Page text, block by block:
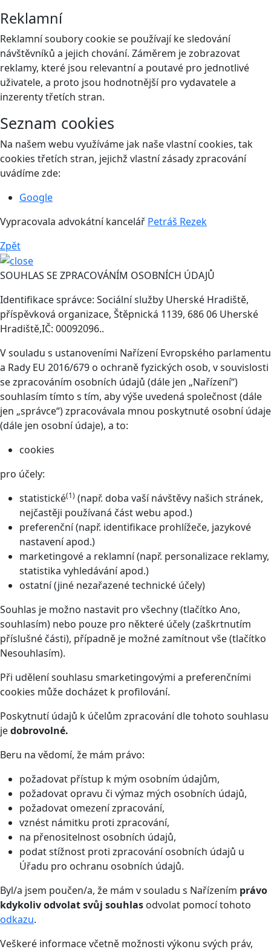
Reklamní
Reklamní soubory cookie se používají ke sledování
návštěvníků a jejich chování. Záměrem je zobrazovat
reklamy, které jsou relevantní a poutavé pro jednotlivé
uživatele, a proto jsou hodnotnější pro vydavatele a
inzerenty třetích stran.
Seznam cookies
Na našem webu využíváme jak naše vlastní cookies, tak
cookies třetích stran, jejichž vlastní zásady zpracování
uvádíme zde:
Google
Vypracovala advokátní kancelář Petráš Rezek
Zpět
SOUHLAS SE ZPRACOVÁNÍM OSOBNÍCH ÚDAJŮ
Identifikace správce: Sociální služby Uherské Hradiště,
příspěvková organizace, Štěpnická 1139, 686 06 Uherské
Hradiště,IČ: 00092096..
V souladu s ustanoveními Nařízení Evropského parlamentu
a Rady EU 2016/679 o ochraně fyzických osob, v souvislosti
se zpracováním osobních údajů (dále jen „Nařízení“)
souhlasím tímto s tím, aby výše uvedená společnost (dále
jen „správce“) zpracovávala mnou poskytnuté osobní údaje
(dále jen osobní údaje), a to:
cookies
pro účely:
statistické(1) (např. doba vaší návštěvy našich stránek,
nejčastěji používaná část webu apod.)
preferenční (např. identifikace prohlížeče, jazykové
nastavení apod.)
marketingové a reklamní (např. personalizace reklamy,
statistika vyhledávání apod.)
ostatní (jiné nezařazené technické účely)
Souhlas je možno nastavit pro všechny (tlačítko Ano,
souhlasím) nebo pouze pro některé účely (zaškrtnutím
příslušné části), případně je možné zamítnout vše (tlačítko
Nesouhlasím).
Při udělení souhlasu smarketingovými a preferenčními
cookies může docházet k profilování.
Poskytnutí údajů k účelům zpracování dle tohoto souhlasu
jedobrovolné.
Beru na vědomí, že mám právo:
požadovat přístup k mým osobním údajům,
požadovat opravu či výmaz mých osobních údajů,
požadovat omezení zpracování,
vznést námitku proti zpracování,
na přenositelnost osobních údajů,
podat stížnost proti zpracování osobních údajů u
Úřadu pro ochranu osobních údajů.
Byl/a jsem poučen/a, že mám v souladu s Nařízením právo
kdykoliv odvolat svůj souhlas odvolat pomocí tohoto
odkazu.
Veškeré informace včetně možnosti výkonu svých práv,